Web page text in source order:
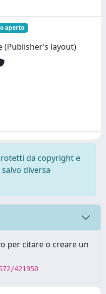
aperto
layout)
da copyright e
diversa
per citare o creare un
421950